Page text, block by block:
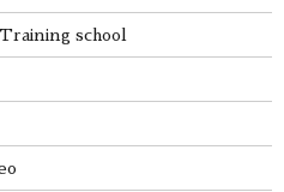
Training school